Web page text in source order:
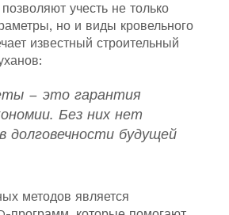
учесть не только
но и виды кровельного
известный строительный
– это гарантия
Без них нет
долговечности будущей
методов является